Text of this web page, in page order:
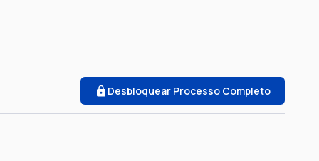
Desbloquear Processo Completo